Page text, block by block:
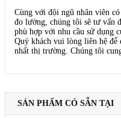
Cùng với đội ngũ nhân viên
đo lường, chúng tôi sẽ tư vấn
phù hợp với nhu cầu sử dụng
Quý khách vui lòng liên hệ để
nhất thị trường. Chúng tôi
SẢN PHẨM CÓ SẴN TẠI